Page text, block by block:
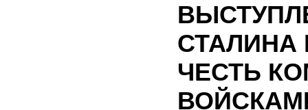
СТАЛИНА
ЧЕСТЬ